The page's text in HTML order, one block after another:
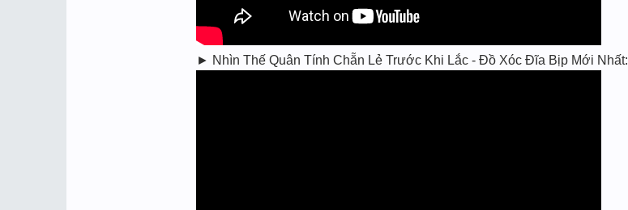
► Nhìn Thế Quân Tính Chẵn Lẻ Trước Khi Lắc - Đồ Xóc Đĩa Bịp Mới Nhất: